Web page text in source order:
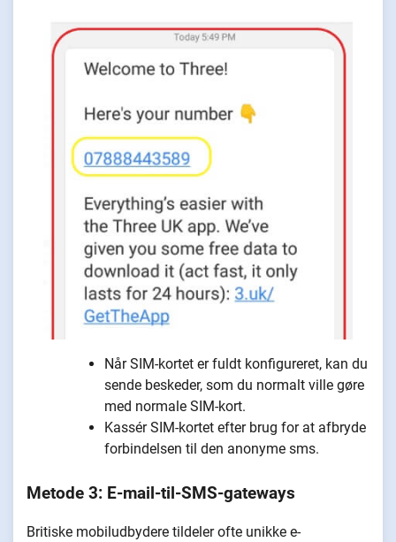
Når SIM-kortet er fuldt konfigureret, kan du
sende beskeder, som du normalt ville gøre
med normale SIM-kort.
Kassér SIM-kortet efter brug for at afbryde
forbindelsen til den anonyme sms.
Metode 3: E-mail-til-SMS-gateways
Britiske mobiludbydere tildeler ofte unikke e-